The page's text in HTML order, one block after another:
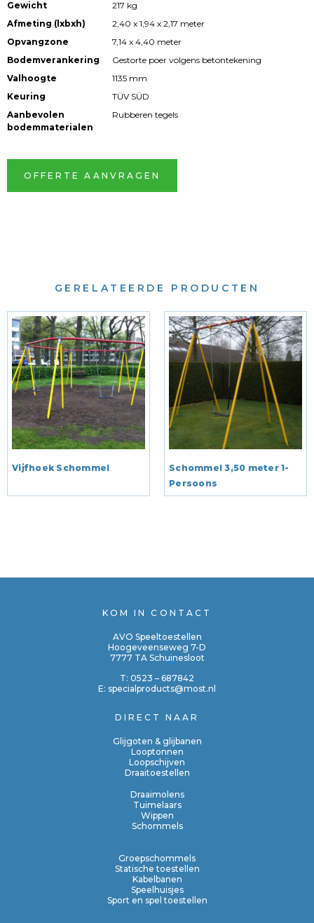
Gewicht
217 kg
Afmeting (lxbxh)
2,40 x 1,94 x 2,17 meter
Opvangzone
7,14 x 4,40 meter
Bodemverankering
Gestorte poer volgens betontekening
Valhoogte
1135 mm
Keuring
TÜV SÜD
Aanbevolen
bodemmaterialen
Rubberen tegels
OFFERTE AANVRAGEN
GERELATEERDE PRODUCTEN
Vijfhoek Schommel
Schommel 3,50 meter 1-
Persoons
KOM IN CONTACT
AVO Speeltoestellen
Hoogeveenseweg 7-D
7777 TA Schuinesloot
T: 0523 – 687842
E: specialproducts@most.nl
DIRECT NAAR
Glijgoten & glijbanen
Looptonnen
Loopschijven
Draaitoestellen
Draaimolens
Tuimelaars
Wippen
Schommels
Groepschommels
Statische toestellen
Kabelbanen
Speelhuisjes
Sport en spel toestellen